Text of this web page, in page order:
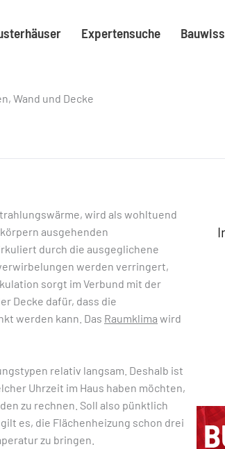
Expertensuche
Wand und Decke
wird als wohltuend
ausgehenden
durch die ausgeglichene
werden verringert,
sorgt im Verbund mit der
Decke dafür, dass die
werden kann. Das Raumklima wird
relativ langsam. Deshalb ist
Uhrzeit im Haus haben möchten,
zu rechnen. Soll also pünktlich
es, die Flächenheizung schon drei
zu bringen.